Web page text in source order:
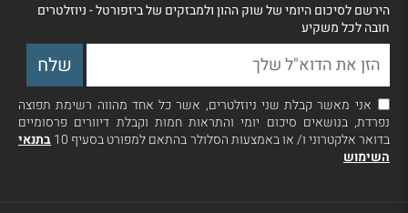
הירשם לסיכום היומי של שוק ההון ולמבזקים של ביזפורטל - ניוזלטרים
חובה לכל משקיע
אני מאשר קבלת שני ניוזלטרים, אשר כל אחד מהווה רשימת תפוצה
נפרדת, בנושאים סיכום יומי והתראות חמות וקבלת דיוורים פרסומיים
בדואר אלקטרוני ו/ או באמצעות הסלולר בהתאם למפורט בסעיף 10
בתנאי
השימוש